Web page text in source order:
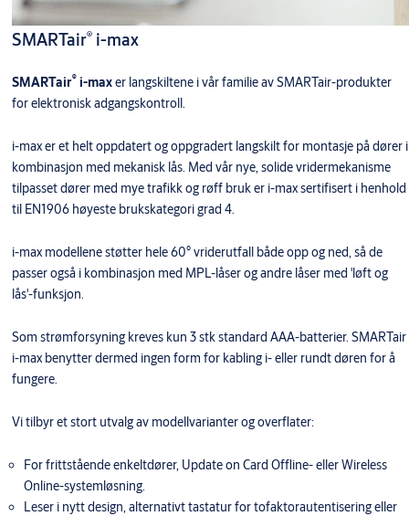
SMARTair®i-max
SMARTair®i-maxer langskiltene i vår familie av SMARTair-produkter
for elektronisk adgangskontroll.
i-max er et helt oppdatert og oppgradert langskilt for montasje på dører i
kombinasjon med mekanisk lås. Med vår nye, solide vridermekanisme
tilpasset dører med mye trafikk og røff bruk er i-max sertifisert i henhold
til EN1906 høyeste brukskategori grad 4.
i-max modellene støtter hele 60° vriderutfall både opp og ned, så de
passer også i kombinasjon med MPL-låser og andre låser med 'løft og
lås'-funksjon.
Som strømforsyning kreves kun 3 stk standard AAA-batterier. SMARTair
i-max benytter dermed ingen form for kabling i- eller rundt døren for å
fungere.
Vi tilbyr et stort utvalg av modellvarianter og overflater:
For frittstående enkeltdører, Update on Card Offline- eller Wireless
Online-systemløsning.
Leser i nytt design, alternativt tastatur for tofaktorautentisering eller